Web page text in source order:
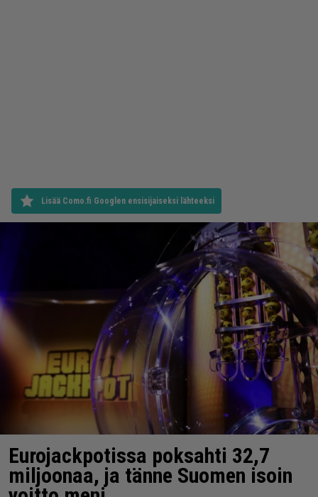
Lisää Como.fi Googlen ensisijaiseksi lähteeksi
Eurojackpotissa poksahti 32,7
miljoonaa, ja tänne Suomen isoin